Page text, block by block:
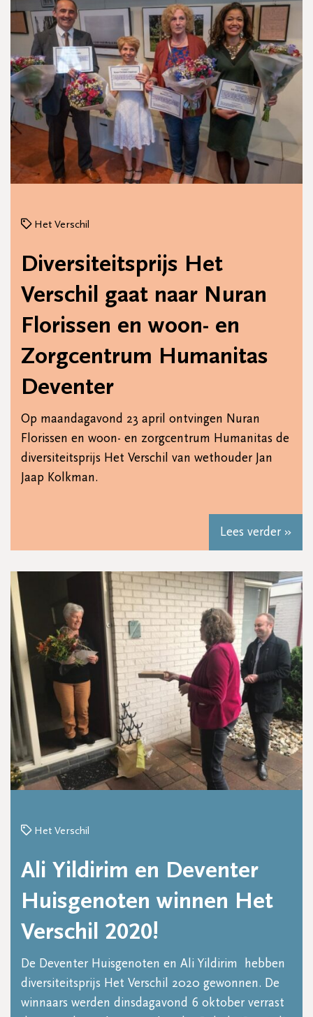
Lees verder »
Het Verschil
Diversiteitsprijs Het
Verschil gaat naar Nuran
Florissen en woon- en
Zorgcentrum Humanitas
Deventer
Op maandagavond 23 april ontvingen Nuran
Florissen en woon- en zorgcentrum Humanitas de
diversiteitsprijs Het Verschil van wethouder Jan
Jaap Kolkman.
Het Verschil
Ali Yildirim en Deventer
Huisgenoten winnen Het
Verschil 2020!
De Deventer Huisgenoten en Ali Yildirim hebben
diversiteitsprijs Het Verschil 2020 gewonnen. De
winnaars werden dinsdagavond 6 oktober verrast